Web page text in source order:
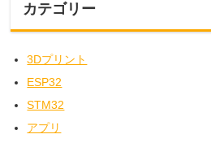
カテゴリー
3Dプリント
ESP32
STM32
アプリ